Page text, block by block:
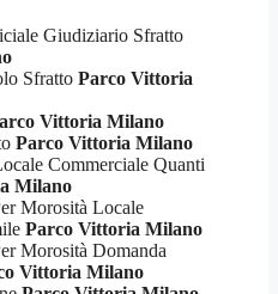
Giudiziario Sfratto
Sfratto Parco Vittoria
Vittoria Milano
Parco Vittoria Milano
Commerciale Quanti
Milano
Morosità Locale
Parco Vittoria Milano
Morosità Domanda
Vittoria Milano